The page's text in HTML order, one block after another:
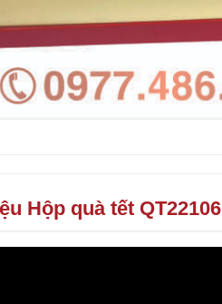
Hộp quà tết QT22106